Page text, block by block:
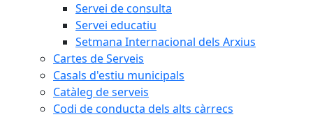
Servei de consulta
Servei educatiu
Setmana Internacional dels Arxius
Cartes de Serveis
Casals d'estiu municipals
Catàleg de serveis
Codi de conducta dels alts càrrecs